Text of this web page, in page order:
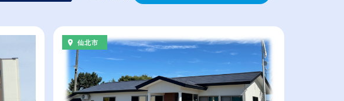
給与が高い順
（⾼卒の給与を基準）
休日数が多い順
仙北市